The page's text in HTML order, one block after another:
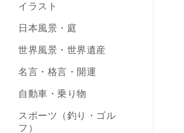
イラスト
日本風景・庭
世界風景・世界遺産
名言・格言・開運
自動車・乗り物
スポーツ（釣り・ゴル
フ）